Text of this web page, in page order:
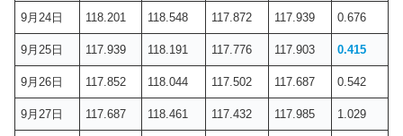
9月24日 118.201 118.548 117.872 117.939 0.676
9月25日 117.939 118.191 117.776 117.903 0.415
9月26日 117.852 118.044 117.502 117.687 0.542
9月27日 117.687 118.461 117.432 117.985 1.029